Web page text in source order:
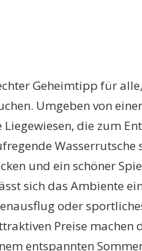
Geheimtipp für
Umgeben von
die zum
Wasserrutsche
und ein schöner
sich das Ambiente
oder
Preise machen
entspannten